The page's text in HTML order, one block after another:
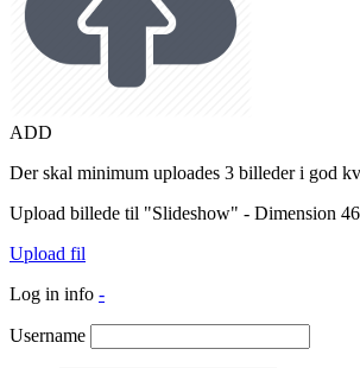
ADD
Der skal minimum uploades 3 billeder i god
Upload billede til "Slideshow" - Dimension
Upload fil
Log in info -
Username